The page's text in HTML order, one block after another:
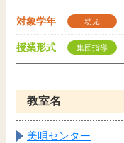
対象学年 幼児
授業形式 集団指導
教室名
美唄センター